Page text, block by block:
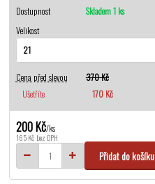
Dostupnost
Skladem 1 ks
Velikost
Cena před slevou
370 Kč
Ušetříte
170 Kč
200 Kč/ks
165 Kč bez DPH
Přidat do košíku